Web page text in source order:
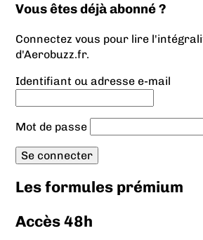
Vous êtes déjà abonné ?
Connectez vous pour lire
d'Aerobuzz.fr.
Identifiant ou adresse e-mail
Mot de passe
Les formules prémium
Accès 48h